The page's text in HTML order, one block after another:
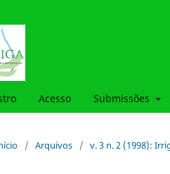
Acesso Submissões
/ Arquivos / v. 3 n. 2 (1998):